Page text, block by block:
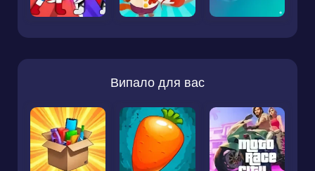
Випало для вас